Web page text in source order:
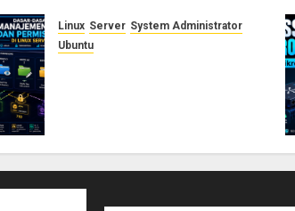
Linux Server System Administrator
Ubuntu